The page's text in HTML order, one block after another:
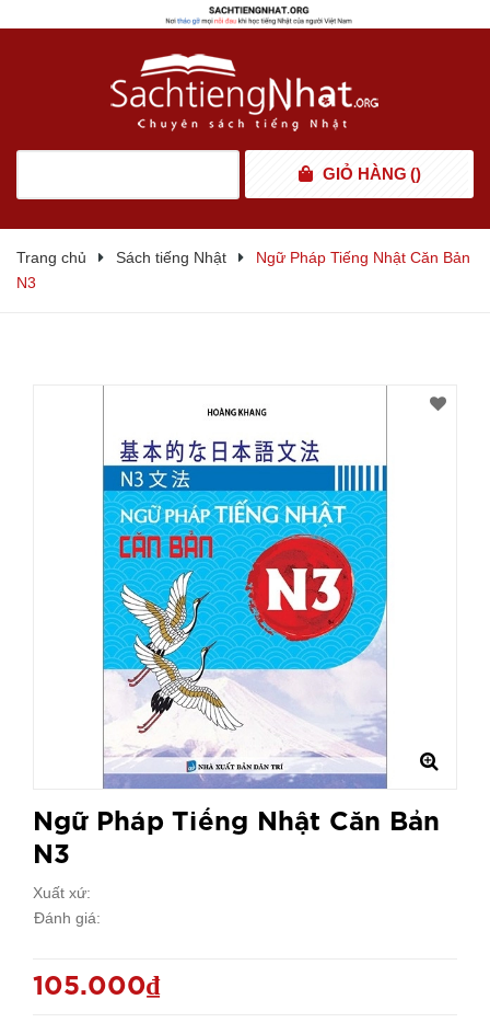
GIỎ HÀNG ()
Trang chủ Sách tiếng Nhật
Ngữ Pháp Tiếng Nhật Căn Bản
N3
Ngữ Pháp Tiếng Nhật Căn Bản
N3
Xuất xứ:
Đánh giá:
105.000₫